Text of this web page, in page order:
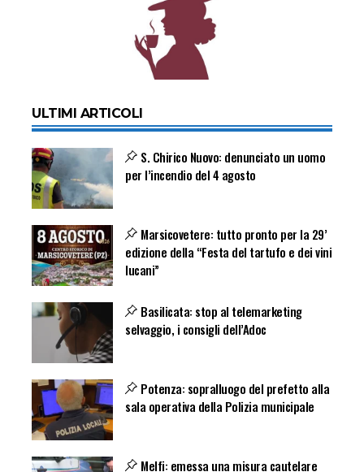
ULTIMI ARTICOLI
S. Chirico Nuovo: denunciato un uomo
per l’incendio del 4 agosto
Marsicovetere: tutto pronto per la 29’
edizione della “Festa del tartufo e dei vini
lucani”
Basilicata: stop al telemarketing
selvaggio, i consigli dell’Adoc
Potenza: sopralluogo del prefetto alla
sala operativa della Polizia municipale
Melfi: emessa una misura cautelare